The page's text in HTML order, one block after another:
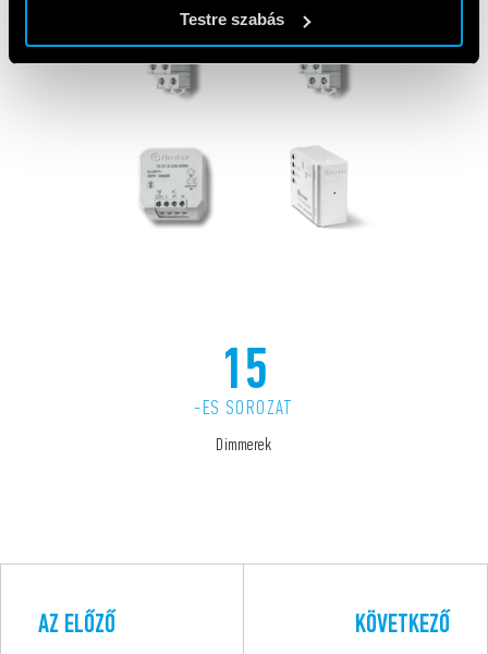
Testre szabás
15
-ES SOROZAT
Dimmerek
AZ ELŐZŐ KÖVETKEZŐ